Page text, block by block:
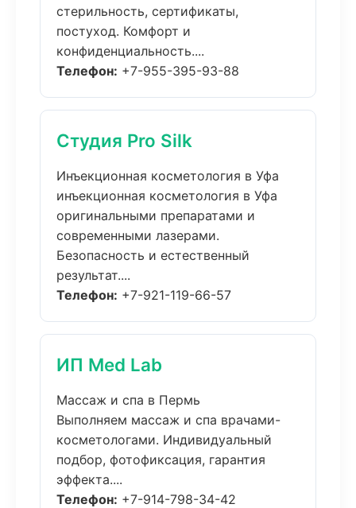
стерильность, сертификаты,
постуход. Комфорт и
конфиденциальность....
Телефон: +7-955-395-93-88
Студия Pro Silk
Инъекционная косметология в Уфа
инъекционная косметология в Уфа
оригинальными препаратами и
современными лазерами.
Безопасность и естественный
результат....
Телефон: +7-921-119-66-57
ИП Med Lab
Массаж и спа в Пермь
Выполняем массаж и спа врачами-
косметологами. Индивидуальный
подбор, фотофиксация, гарантия
эффекта....
Телефон: +7-914-798-34-42